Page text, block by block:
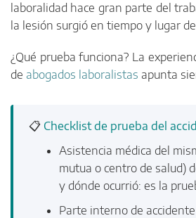
laboralidad hace gran parte del
la lesión surgió en tiempo y lugar
¿Qué prueba funciona? La
de abogados laboralistas apunta
📋 Checklist de prueba del
Asistencia médica del
mutua o centro de salud)
y dónde ocurrió: es la
Parte interno de